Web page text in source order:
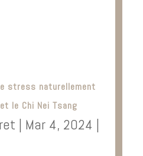
stress naturellement
le Chi Nei Tsang
| Mar 4, 2024 |